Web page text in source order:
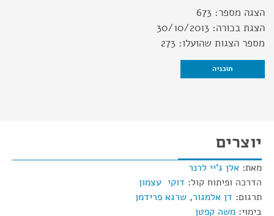
הצגה מספר: 673
הצגת בכורה: 30/10/2013
מספר הצגות שהועלו: 273
תוכניה
יוצרים
מאת: אלן ג'יי לרנר
הדרכה ופיתוח קול: דוקי עצמון
תרגום: דן אלמגור, שרגא פרידמן
בימוי: משה קפטן